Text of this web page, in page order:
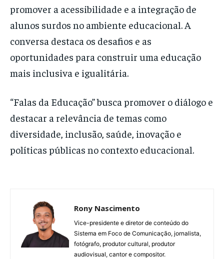
promover a acessibilidade e a integração de
alunos surdos no ambiente educacional. A
conversa destaca os desafios e as
oportunidades para construir uma educação
mais inclusiva e igualitária.
“Falas da Educação” busca promover o diálogo e
destacar a relevância de temas como
diversidade, inclusão, saúde, inovação e
políticas públicas no contexto educacional.
Rony Nascimento
Vice-presidente e diretor de conteúdo do
Sistema em Foco de Comunicação, jornalista,
fotógrafo, produtor cultural, produtor
audiovisual, cantor e compositor.